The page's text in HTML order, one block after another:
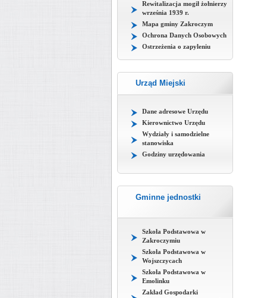
Rewitalizacja mogił żołnierzy
września 1939 r.
Mapa gminy Zakroczym
Ochrona Danych Osobowych
Ostrzeżenia o zapyleniu
Urząd Miejski
Dane adresowe Urzędu
Kierownictwo Urzędu
Wydziały i samodzielne
stanowiska
Godziny urzędowania
Gminne jednostki
Szkoła Podstawowa w
Zakroczymiu
Szkoła Podstawowa w
Wojszczycach
Szkoła Podstawowa w
Emolinku
Zakład Gospodarki